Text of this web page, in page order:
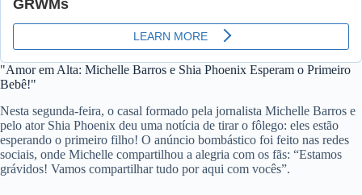
"Amor em Alta: Michelle Barros e Shia Phoenix Esperam o Primeiro
Bebê!"
Nesta segunda-feira, o casal formado pela jornalista Michelle Barros e
pelo ator Shia Phoenix deu uma notícia de tirar o fôlego: eles estão
esperando o primeiro filho! O anúncio bombástico foi feito nas redes
sociais, onde Michelle compartilhou a alegria com os fãs: “Estamos
grávidos! Vamos compartilhar tudo por aqui com vocês”.